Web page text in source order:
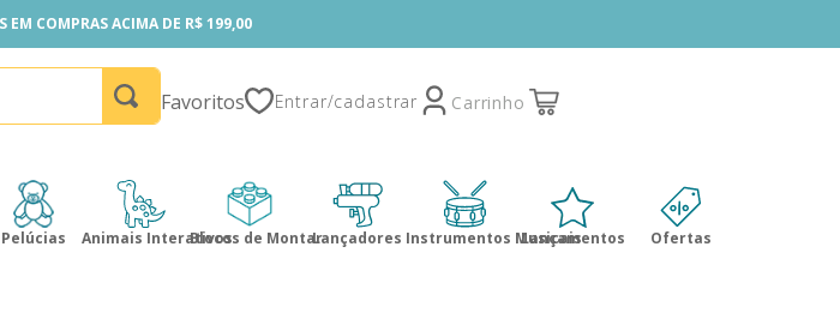
EM COMPRAS ACIMA DE R$ 199,00
EM COMPRAS ACIMA DE R$ 199,00
Favoritos
Pelúcias Animais InterativosBlocos de MontarLançadores Instrumentos Musicais
Lançamentos Ofertas